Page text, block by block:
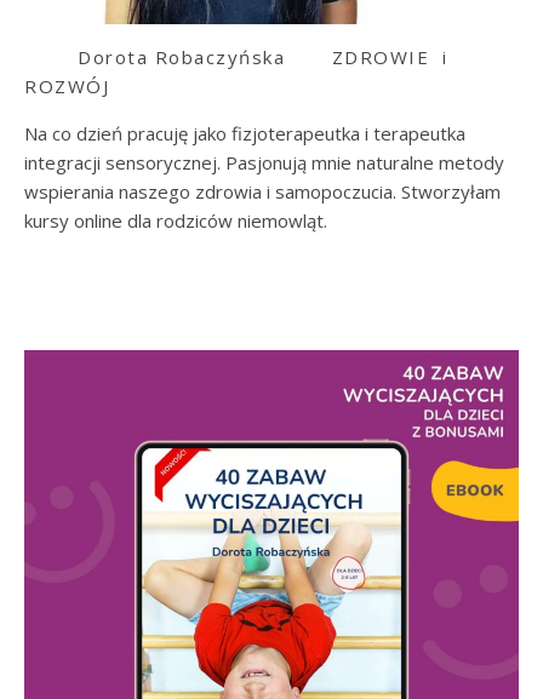
Dorota Robaczyńska ZDROWIE i
ROZWÓJ
Na co dzień pracuję jako fizjoterapeutka i terapeutka
integracji sensorycznej. Pasjonują mnie naturalne metody
wspierania naszego zdrowia i samopoczucia. Stworzyłam
kursy online dla rodziców niemowląt.